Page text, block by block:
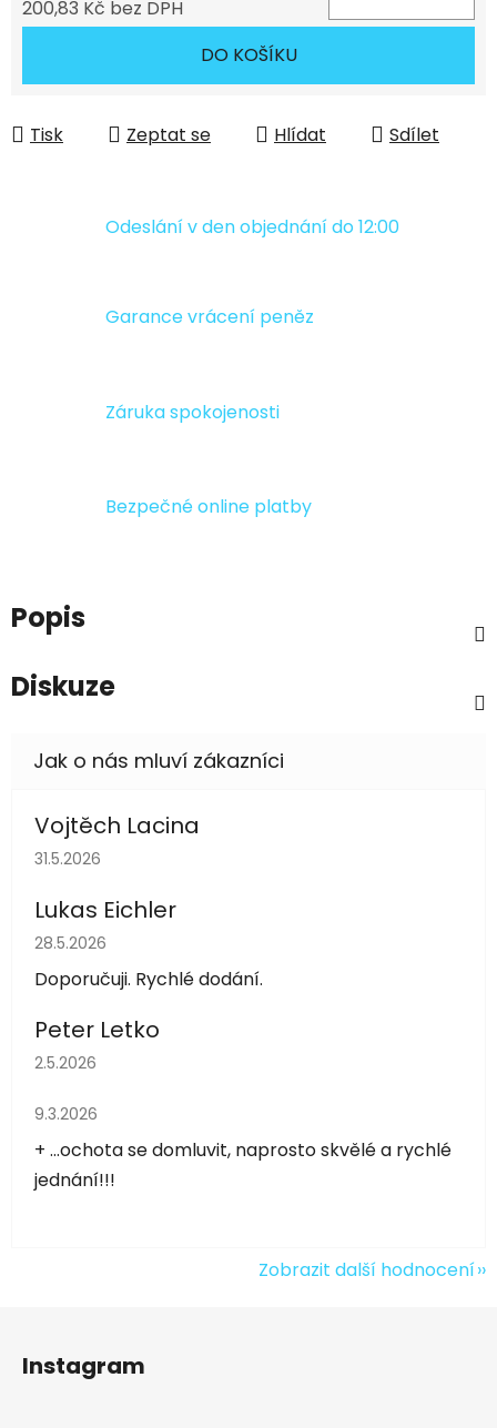
200,83 Kč bez DPH
DO KOŠÍKU
Tisk Zeptat se Hlídat Sdílet
Odeslání v den objednání do 12:00
Garance vrácení peněz
Záruka spokojenosti
Bezpečné online platby
Popis
Diskuze
Vojtěch Lacina
Hodnocení obchodu je 5 z 5 hvězdiček.
31.5.2026
Lukas Eichler
Hodnocení obchodu je 5 z 5 hvězdiček.
28.5.2026
Doporučuji. Rychlé dodání.
Peter Letko
Hodnocení obchodu je 5 z 5 hvězdiček.
2.5.2026
Hodnocení obchodu je 5 z 5 hvězdiček.
9.3.2026
+ ...ochota se domluvit, naprosto skvělé a rychlé
jednání!!!
Zobrazit další hodnocení
Instagram